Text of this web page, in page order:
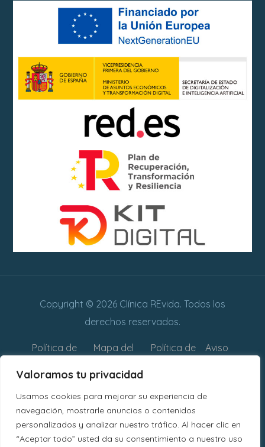
Valoramos tu privacidad
Usamos cookies para mejorar su experiencia de
navegación, mostrarle anuncios o contenidos
personalizados y analizar nuestro tráfico. Al hacer clic en
“Aceptar todo” usted da su consentimiento a nuestro uso
Copyright © 2026 Clínica REvida. Todos los
derechos reservados.
Política de
Mapa del
Política de
Aviso
Declaración
de
Accesibilidad